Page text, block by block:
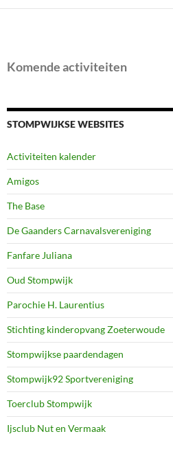
Komende activiteiten
STOMPWIJKSE WEBSITES
Activiteiten kalender
Amigos
The Base
De Gaanders Carnavalsvereniging
Fanfare Juliana
Oud Stompwijk
Parochie H. Laurentius
Stichting kinderopvang Zoeterwoude
Stompwijkse paardendagen
Stompwijk92 Sportvereniging
Toerclub Stompwijk
Ijsclub Nut en Vermaak